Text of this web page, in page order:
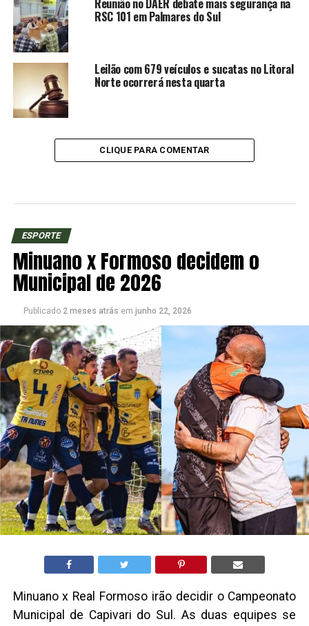
Reunião no DAER debate mais segurança na
RSC 101 em Palmares do Sul
Leilão com 679 veículos e sucatas no Litoral
Norte ocorrerá nesta quarta
CLIQUE PARA COMENTAR
ESPORTE
Minuano x Formoso decidem o
Municipal de 2026
Publicado 2 meses atrás em junho 22, 2026
Minuano x Real Formoso irão decidir o Campeonato
Municipal de Capivari do Sul. As duas equipes se